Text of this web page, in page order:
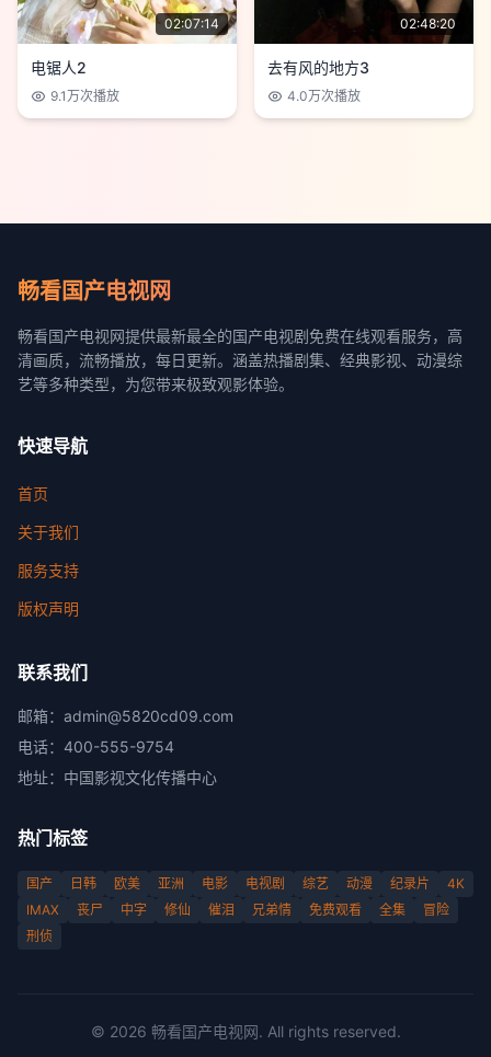
02:07:14
电锯人2
9.1万次播放
02:48:20
去有风的地方3
4.0万次播放
畅看国产电视网
畅看国产电视网提供最新最全的国产电视剧免费在线观看服务，高
清画质，流畅播放，每日更新。涵盖热播剧集、经典影视、动漫综
艺等多种类型，为您带来极致观影体验。
快速导航
首页
关于我们
服务支持
版权声明
联系我们
邮箱： admin@5820cd09.com
电话： 400-555-9754
地址： 中国影视文化传播中心
热门标签
国产 日韩 欧美 亚洲 电影 电视剧 综艺 动漫 纪录片
4K
IMAX
丧尸 中字 修仙 催泪 兄弟情 免费观看 全集
冒险
刑侦
© 2026 畅看国产电视网. All rights reserved.